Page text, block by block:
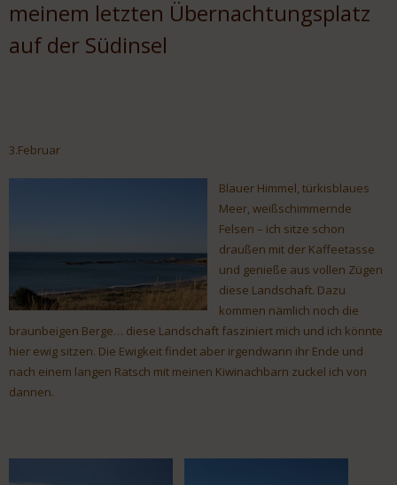
meinem letzten Übernachtungsplatz
auf der Südinsel
3.Februar
Blauer Himmel, türkisblaues
Meer, weißschimmernde
Felsen – ich sitze schon
draußen mit der Kaffeetasse
und genieße aus vollen Zügen
diese Landschaft. Dazu
kommen nämlich noch die
braunbeigen Berge… diese Landschaft fasziniert mich und ich könnte
hier ewig sitzen. Die Ewigkeit findet aber irgendwann ihr Ende und
nach einem langen Ratsch mit meinen Kiwinachbarn zuckel ich von
dannen.